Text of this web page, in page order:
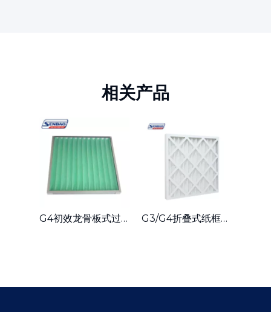
相关产品
G4初效龙骨板式过滤器无纺布工业用中央空调 G3/G4折叠式纸框初效滤器